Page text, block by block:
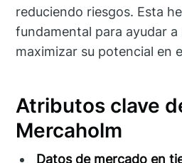
reduciendo riesgos. Esta
fundamental para ayudar
maximizar su potencial en
Atributos clave
Mercaholm
Datos de mercado en